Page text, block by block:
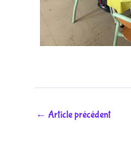
← Article précédent